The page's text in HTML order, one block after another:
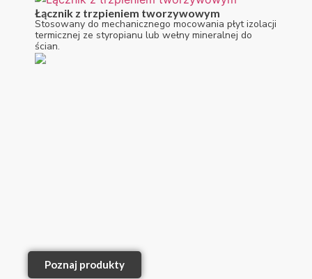
Łącznik z trzpieniem tworzywowym
Stosowany do mechanicznego mocowania płyt izolacji
termicznej ze styropianu lub wełny mineralnej do
ścian.
Poznaj produkty